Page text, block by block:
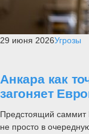
29 июня 2026Угрозы
Анкара как
загоняет
Предстоящий саммит
не просто в